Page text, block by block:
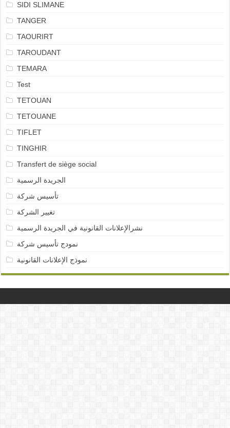
SIDI SLIMANE
TANGER
TAOURIRT
TAROUDANT
TEMARA
Test
TETOUAN
TETOUANE
TIFLET
TINGHIR
Transfert de siège social
الجريدة الرسمية
تأسيس شركة
تغيير الشركة
نشرالإعلانات القانونية في الجريدة الرسمية
نمودج تأسيس شركة
نموذج الإعلانات القانونية